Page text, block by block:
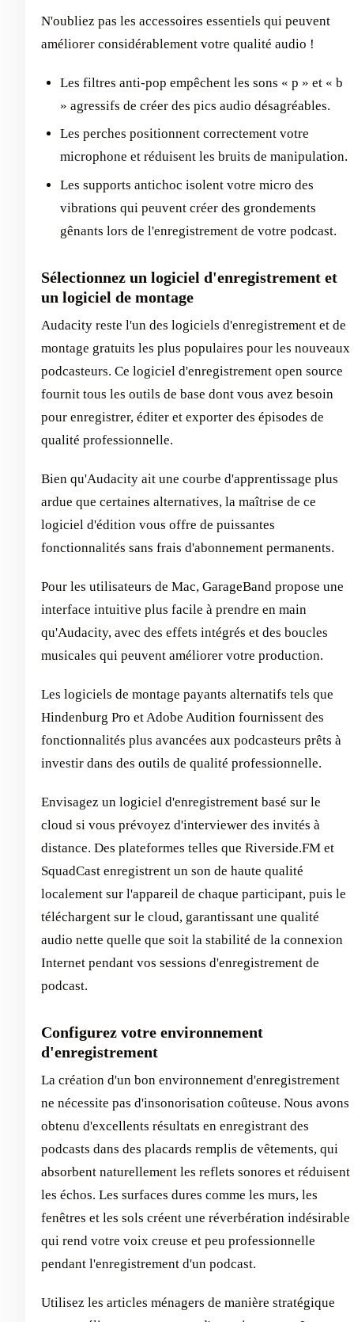
N'oubliez pas les accessoires essentiels qui peuvent
améliorer considérablement votre qualité audio !
Les filtres anti-pop empêchent les sons « p » et « b
» agressifs de créer des pics audio désagréables.
Les perches positionnent correctement votre
microphone et réduisent les bruits de manipulation.
Les supports antichoc isolent votre micro des
vibrations qui peuvent créer des grondements
gênants lors de l'enregistrement de votre podcast.
Sélectionnez un logiciel d'enregistrement et
un logiciel de montage
Audacity reste l'un des logiciels d'enregistrement et de
montage gratuits les plus populaires pour les nouveaux
podcasteurs. Ce logiciel d'enregistrement open source
fournit tous les outils de base dont vous avez besoin
pour enregistrer, éditer et exporter des épisodes de
qualité professionnelle.
Bien qu'Audacity ait une courbe d'apprentissage plus
ardue que certaines alternatives, la maîtrise de ce
logiciel d'édition vous offre de puissantes
fonctionnalités sans frais d'abonnement permanents.
Pour les utilisateurs de Mac, GarageBand propose une
interface intuitive plus facile à prendre en main
qu'Audacity, avec des effets intégrés et des boucles
musicales qui peuvent améliorer votre production.
Les logiciels de montage payants alternatifs tels que
Hindenburg Pro et Adobe Audition fournissent des
fonctionnalités plus avancées aux podcasteurs prêts à
investir dans des outils de qualité professionnelle.
Envisagez un logiciel d'enregistrement basé sur le
cloud si vous prévoyez d'interviewer des invités à
distance. Des plateformes telles que Riverside.FM et
SquadCast enregistrent un son de haute qualité
localement sur l'appareil de chaque participant, puis le
téléchargent sur le cloud, garantissant une qualité
audio nette quelle que soit la stabilité de la connexion
Internet pendant vos sessions d'enregistrement de
podcast.
Configurez votre environnement
d'enregistrement
La création d'un bon environnement d'enregistrement
ne nécessite pas d'insonorisation coûteuse. Nous avons
obtenu d'excellents résultats en enregistrant des
podcasts dans des placards remplis de vêtements, qui
absorbent naturellement les reflets sonores et réduisent
les échos. Les surfaces dures comme les murs, les
fenêtres et les sols créent une réverbération indésirable
qui rend votre voix creuse et peu professionnelle
pendant l'enregistrement d'un podcast.
Utilisez les articles ménagers de manière stratégique